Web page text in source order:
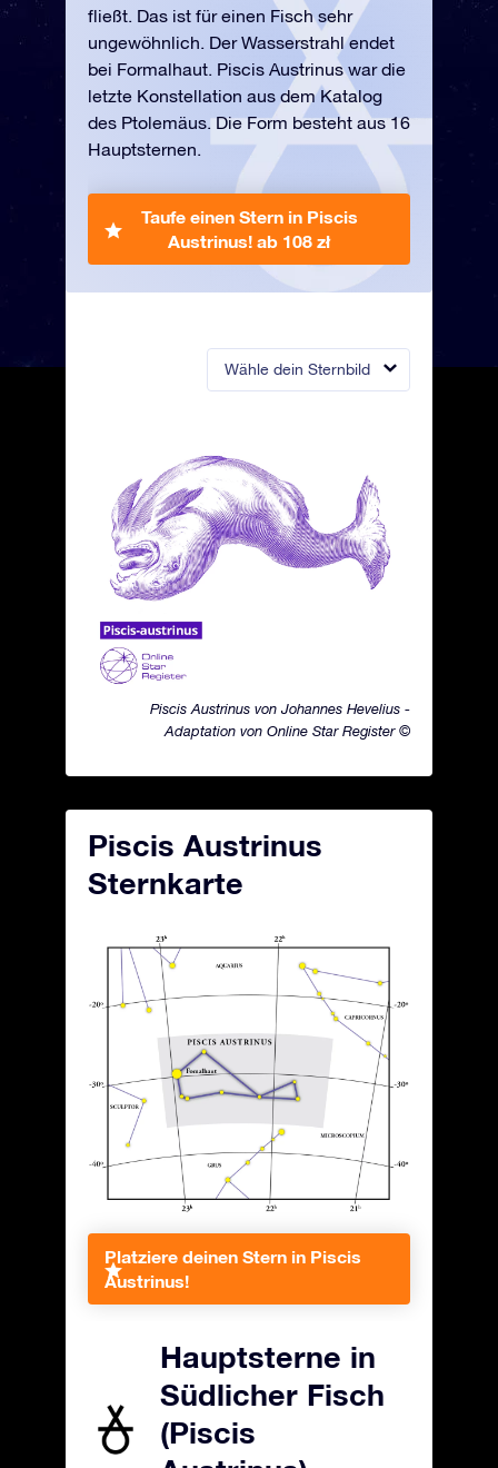
Wähle dein Sternbild
Piscis Austrinus von Johannes Hevelius -
Adaptation von Online Star Register ©
fließt. Das ist für einen Fisch sehr
ungewöhnlich. Der Wasserstrahl endet
bei Formalhaut. Piscis Austrinus war die
letzte Konstellation aus dem Katalog
des Ptolemäus. Die Form besteht aus 16
Hauptsternen.
Taufe einen Stern in Piscis
Austrinus! ab 108 zł
Piscis Austrinus
Sternkarte
Platziere deinen Stern in Piscis
Austrinus!
Hauptsterne in
Südlicher Fisch
(Piscis